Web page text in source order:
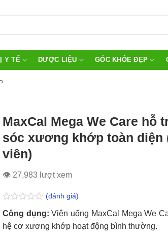
Y TẾ DƯỢC LIỆU GÓC KHỎE ĐẸP
MaxCal Mega We Care hỗ
sóc xương khớp toàn diện
viên)
👁 27,983 lượt xem
Được
xếp
hạng
(đánh giá)
Công dụng: Viên uống MaxCal Mega We
hệ cơ xương khớp hoạt động bình thường.